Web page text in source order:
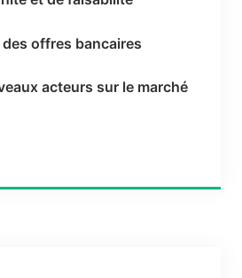
offres bancaires
acteurs sur le marché